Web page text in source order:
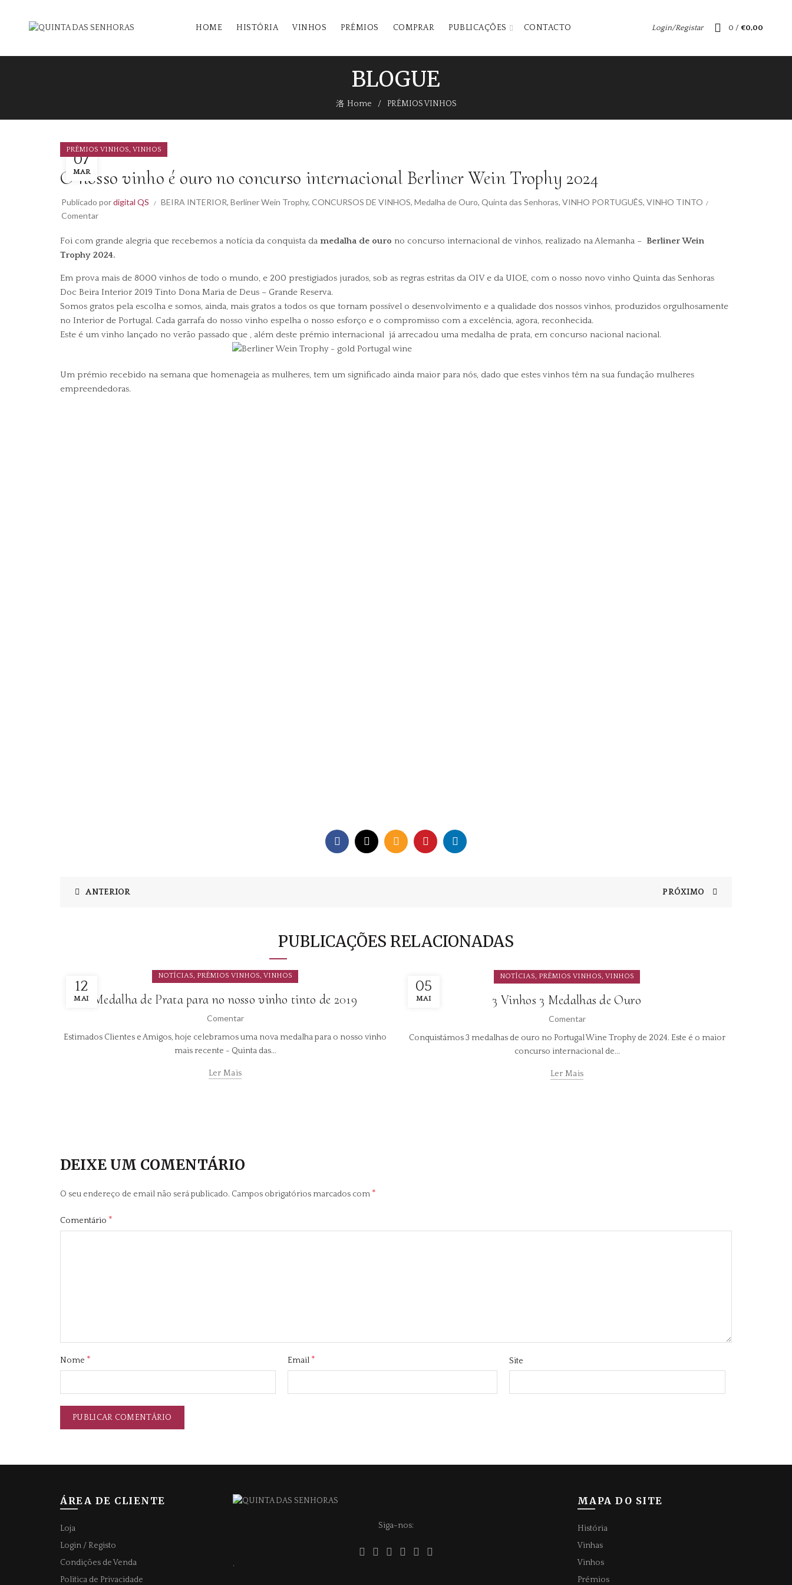
HOME HISTÓRIA VINHOS PRÉMIOS COMPRAR PUBLICAÇÕES CONTACTO Login/Registar 0 / €0,00
BLOGUE
Home PRÉMIOS VINHOS
07
MAR
PRÉMIOS VINHOS, VINHOS
O nosso vinho é ouro no concurso internacional Berliner Wein Trophy 2024
Publicado pordigital QS BEIRA INTERIOR, Berliner Wein Trophy, CONCURSOS DE VINHOS, Medalha de Ouro, Quinta das Senhoras, VINHO PORTUGUÊS, VINHO TINTO
Comentar
Foi com grande alegria que recebemos a notícia da conquista da medalha de ouro no concurso internacional de vinhos, realizado na Alemanha – Berliner Wein
Trophy 2024.
Em prova mais de 8000 vinhos de todo o mundo, e 200 prestigiados jurados, sob as regras estritas da OIV e da UIOE, com o nosso novo vinho Quinta das Senhoras
Doc Beira Interior 2019 Tinto Dona Maria de Deus – Grande Reserva.
Somos gratos pela escolha e somos, ainda, mais gratos a todos os que tornam possível o desenvolvimento e a qualidade dos nossos vinhos, produzidos orgulhosamente
no Interior de Portugal. Cada garrafa do nosso vinho espelha o nosso esforço e o compromisso com a excelência, agora, reconhecida.
Este é um vinho lançado no verão passado que , além deste prémio internacional já arrecadou uma medalha de prata, em concurso nacional nacional.
Um prémio recebido na semana que homenageia as mulheres, tem um significado ainda maior para nós, dado que estes vinhos têm na sua fundação mulheres
empreendedoras.
ANTERIOR PRÓXIMO
PUBLICAÇÕES RELACIONADAS
12
MAI
NOTÍCIAS, PRÉMIOS VINHOS, VINHOS
Medalha de Prata para no nosso vinho tinto de 2019
Comentar
Estimados Clientes e Amigos, hoje celebramos uma nova medalha para o nosso vinho
mais recente - Quinta das...
Ler Mais
05
MAI
NOTÍCIAS, PRÉMIOS VINHOS, VINHOS
3 Vinhos 3 Medalhas de Ouro
Comentar
Conquistámos 3 medalhas de ouro no Portugal Wine Trophy de 2024. Este é o maior
concurso internacional de...
Ler Mais
DEIXE UM COMENTÁRIO
O seu endereço de email não será publicado. Campos obrigatórios marcados com *
Comentário *
Nome * Email * Site
ÁREA DE CLIENTE
Loja
Login / Registo
Condições de Venda
Politica de Privacidade
Siga-nos:
.
MAPA DO SITE
História
Vinhas
Vinhos
Prémios